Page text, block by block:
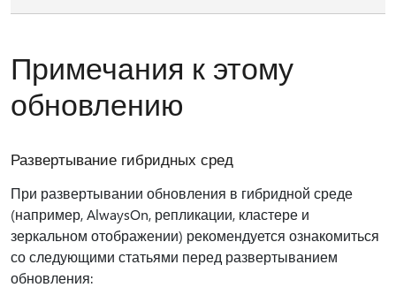
Примечания к этому
обновлению
Развертывание гибридных сред
При развертывании обновления в гибридной среде
(например, AlwaysOn, репликации, кластере и
зеркальном отображении) рекомендуется ознакомиться
со следующими статьями перед развертыванием
обновления: